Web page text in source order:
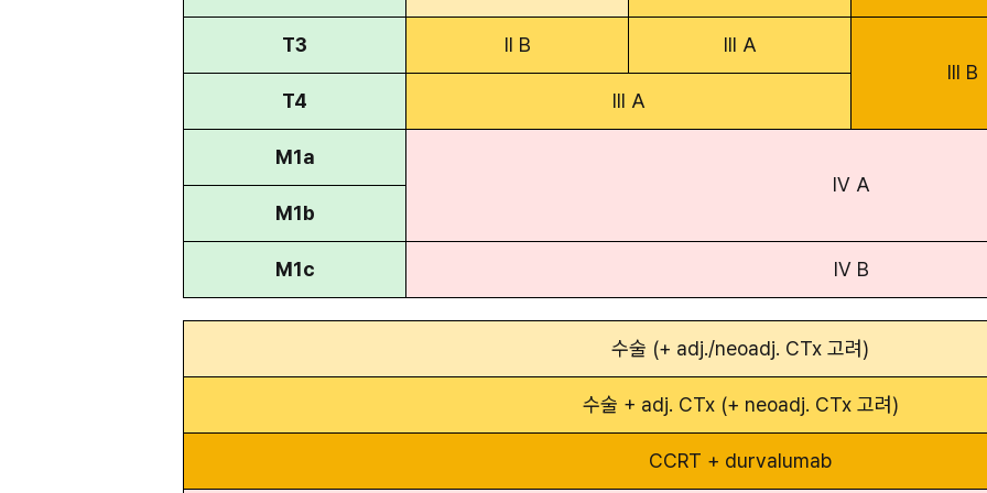
T3 II B
III A
III B
T4
III A
M1a
IV A
M1b
M1c IV B
수술 (+ adj./neoadj. CTx 고려)
수술 + adj. CTx (+ neoadj. CTx 고려)
CCRT + durvalumab